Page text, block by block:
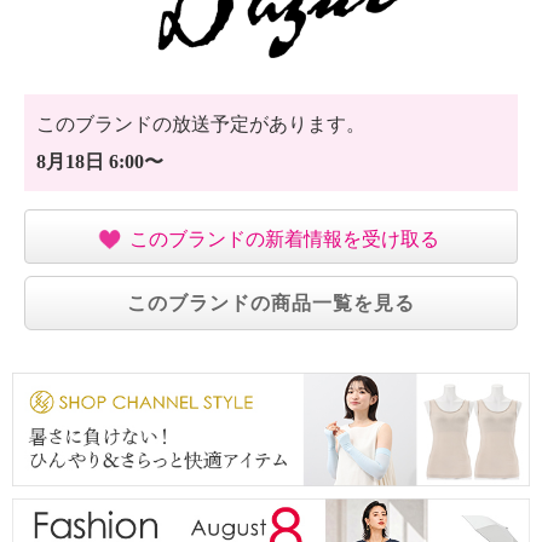
このブランドの放送予定があります。
8月18日 6:00〜
このブランドの新着情報を受け取る
このブランドの商品一覧を見る